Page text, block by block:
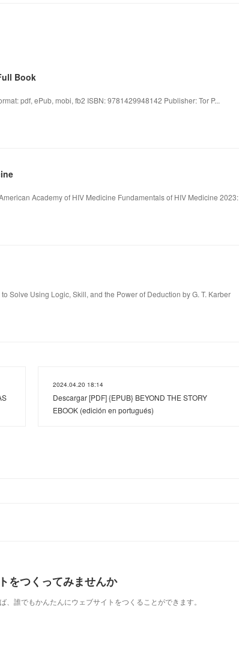
Book
pdf, ePub, mobi, fb2 ISBN: 9781429948142 Publisher: Tor P...
Academy of HIV Medicine Fundamentals of HIV Medicine 2023:
Solve Using Logic, Skill, and the Power of Deduction by G. T. Karber
2024.04.20 18:14
Descargar [PDF] {EPUB} BEYOND THE STORY
EBOOK (edición en portugués)
をつくってみませんか
、誰でもかんたんにウェブサイトをつくることができます。